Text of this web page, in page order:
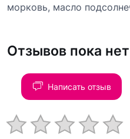
морковь, масло
Отзывов пока нет
Написать отзыв